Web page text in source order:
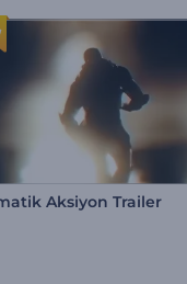
Aksiyon Trailer